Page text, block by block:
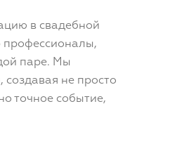
в свадебной
профессионалы,
паре. Мы
создавая не просто
точное событие,